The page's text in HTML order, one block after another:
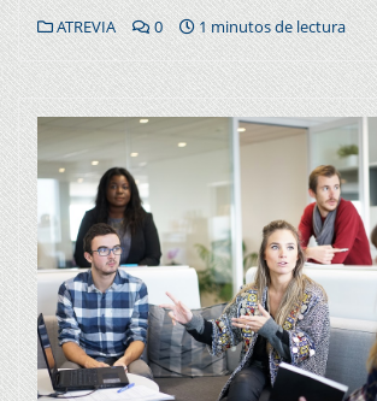
ATREVIA 0 1 minutos de lectura